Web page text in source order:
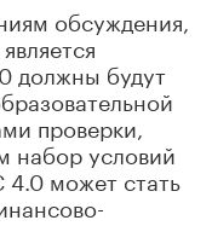
обсуждения,
должны будут
проверки,
набор условий
может стать